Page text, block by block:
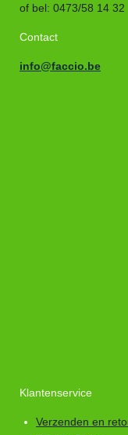
of bel: 0473/58 14 32
Contact
info@faccio.be
Klantenservice
Verzenden en